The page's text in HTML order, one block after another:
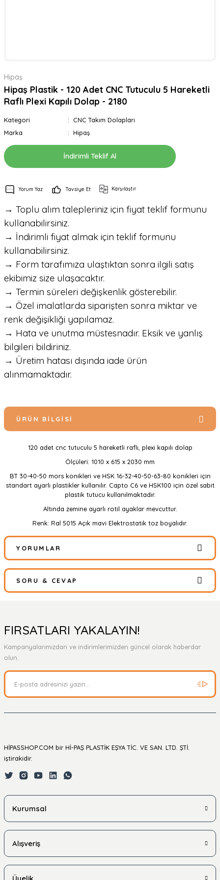
Hipaş
Hipaş Plastik - 120 Adet CNC Tutuculu 5 Hareketli
Raflı Plexi Kapılı Dolap - 2180
Kategori
CNC Takım Dolapları
Marka
Hipaş
İndirimli Teklif Al
Yorum Yaz Tavsiye Et Karşılaştır
→ Toplu alım talepleriniz için fiyat teklif formunu
kullanabilirsiniz.
→ İndirimli fiyat almak için teklif formunu
kullanabilirsiniz.
→ Form tarafımıza ulaştıktan sonra ilgili satış
ekibimiz size ulaşacaktır.
→ Termin süreleri değişkenlik gösterebilir.
→ Özel imalatlarda siparişten sonra miktar ve
renk değişikliği yapılamaz.
→ Hata ve unutma müstesnadır. Eksik ve yanlış
bilgileri bildiriniz.
→ Üretim hatası dışında iade ürün
alınmamaktadır.
ÜRÜN BILGISI
120 adet cnc tutuculu 5 hareketli raflı, plexi kapılı dolap
Ölçüleri: 1010 x 615 x 2030 mm
BT 30-40-50 mors konikleri ve HSK 16-32-40-50-63-80 konikleri için
standart ayarlı plastikler kullanılır. Capto C6 ve HSK100 için özel sabit
plastik tutucu kullanılmaktadır.
Altında zemine ayarlı rotil ayaklar mevcuttur.
Renk: Ral 5015 Açık mavi Elektrostatik toz boyalıdır.
YORUMLAR
Bu ürüne ilk yorumu siz yapın!
Yorum Yaz
SORU & CEVAP
Ürün hakkında henüz soru sorulmamış.
FIRSATLARI YAKALAYIN!
Kampanyalarımızdan ve indirimlerimizden güncel olarak haberdar
olun.
HİPASSHOP.COM bir Hİ-PAŞ PLASTİK EŞYA TİC. VE SAN. LTD. ŞTİ.
iştirakidir.
Kurumsal
Alışveriş